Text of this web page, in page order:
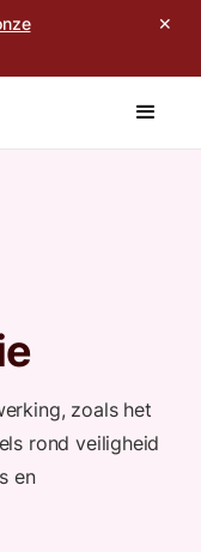
✕
zoals het
rond veiligheid
en